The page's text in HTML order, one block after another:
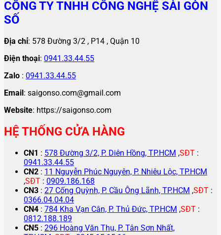
CÔNG TY TNHH CÔNG NGHỆ SÀI GÒN
SỐ
Địa chỉ: 578 Đường 3/2 , P14 , Quận 10
Điện thoại: 0941.33.44.55
Zalo : 0941.33.44.55
Email: saigonso.com@gmail.com
Website: https://saigonso.com
HỆ THỐNG CỬA HÀNG
CN1 : 578 Đường 3/2, P. Diên Hồng, TP.HCM ,SĐT :
0941.33.44.55
CN2 : 11 Nguyễn Phúc Nguyên, P. Nhiêu Lộc, TP.HCM
,SĐT : 0909.186.168
CN3 : 27 Cống Quỳnh, P. Cầu Ông Lãnh, TP.HCM ,SĐT :
0366.04.04.04
CN4 : 784 Kha Vạn Cân, P. Thủ Đức, TP.HCM ,SĐT :
0812.188.189
CN5 : 296 Hoàng Văn Thụ, P. Tân Sơn Nhất,